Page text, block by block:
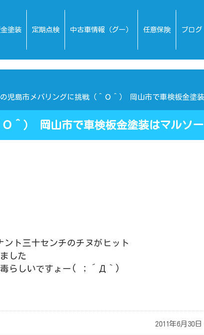
塗装 定期点検 中古車情報（グー） 任意保険 ブログ
児島市メバリングに挑戦（＾Ｏ＾） 岡山市で車検板金塗
＾） 岡山市で車検板金塗装はマルソー
ト三十センチのチヌがヒット
した
毒らしいですょー( ；´Д｀)
2011年6月30